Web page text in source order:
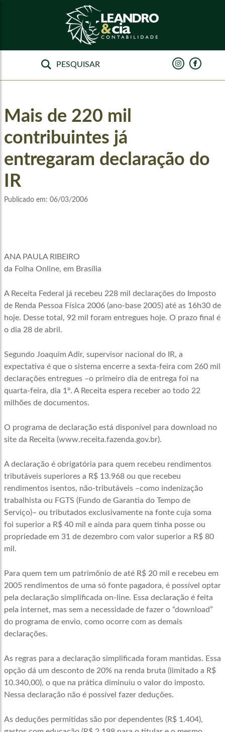
Mais de 220 mil
contribuintes já
entregaram declaração do
IR
Publicado em: 06/03/2006
ANA PAULA RIBEIRO
da Folha Online, em Brasília
A Receita Federal já recebeu 228 mil declarações do Imposto
de Renda Pessoa Física 2006 (ano-base 2005) até as 16h30 de
hoje. Desse total, 92 mil foram entregues hoje. O prazo final é
o dia 28 de abril.
Segundo Joaquim Adir, supervisor nacional do IR, a
expectativa é que o sistema encerre a sexta-feira com 260 mil
declarações entregues –o primeiro dia de entrega foi na
quarta-feira, dia 1º. A Receita espera receber ao todo 22
milhões de documentos.
O programa de declaração está disponível para download no
site da Receita (www.receita.fazenda.gov.br).
A declaração é obrigatória para quem recebeu rendimentos
tributáveis superiores a R$ 13.968 ou que recebeu
rendimentos isentos, não-tributáveis –como indenização
trabalhista ou FGTS (Fundo de Garantia do Tempo de
Serviço)– ou tributados exclusivamente na fonte cuja soma
foi superior a R$ 40 mil e ainda para quem tinha posse ou
propriedade em 31 de dezembro com valor superior a R$ 80
mil.
Para quem tem um patrimônio de até R$ 20 mil e recebeu em
2005 rendimentos de uma só fonte pagadora, é possível optar
pela declaração simplificada on-line. Essa declaração é feita
pela internet, mas sem a necessidade de fazer o “download”
do programa de envio, como ocorre com as demais
declarações.
As regras para a declaração simplificada foram mantidas. Essa
opção dá um desconto de 20% na renda bruta (limitado a R$
10.340,00), o que na prática diminuiu o valor do imposto.
Nessa declaração não é possível fazer deduções.
As deduções permitidas são por dependentes (R$ 1.404),